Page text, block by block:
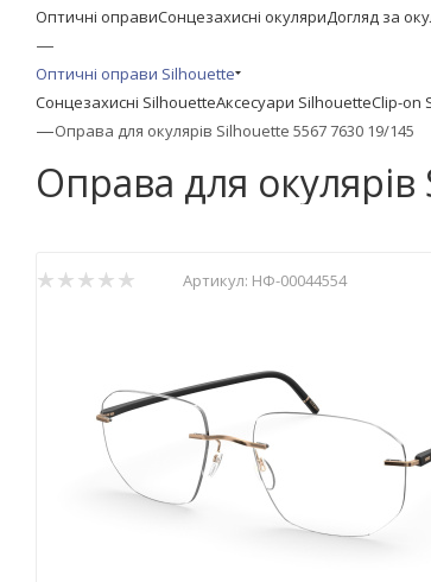
Оптичні оправиСонцезахисні окуляриДогляд за
—
Оптичні оправи Silhouette
Сонцезахисні SilhouetteАксесуари SilhouetteClip-on
—Оправа для окулярів Silhouette 5567 7630 19/145
Оправа для
Артикул: НФ-00044554